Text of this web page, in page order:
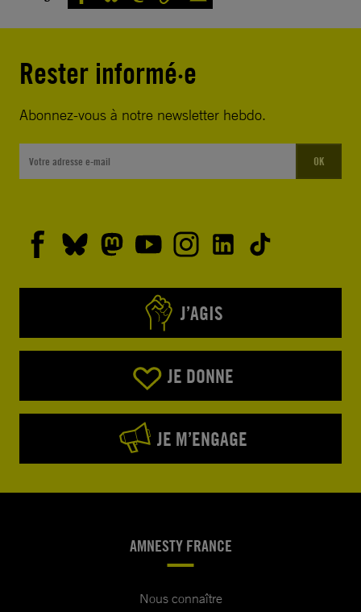
Rester informé·e
Abonnez-vous à notre newsletter hebdo.
OK
J’AGIS
JE DONNE
JE M’ENGAGE
AMNESTY FRANCE
Nous connaître